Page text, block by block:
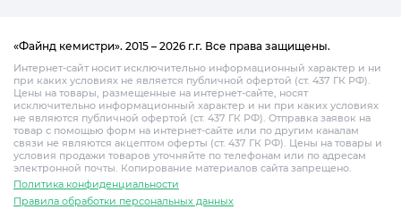
«Файнд кемистри». 2015 – 2026 г.г. Все права защищены.
Интернет-сайт носит исключительно информационный характер и ни
при каких условиях не является публичной офертой (ст. 437 ГК РФ).
Цены на товары, размещенные на интернет-сайте, носят
исключительно информационный характер и ни при каких условиях
не являются публичной офертой (ст. 437 ГК РФ). Отправка заявок на
товар с помощью форм на интернет-сайте или по другим каналам
связи не являются акцептом оферты (ст. 437 ГК РФ). Цены на товары и
условия продажи товаров уточняйте по телефонам или по адресам
электронной почты. Копирование материалов сайта запрещено.
Политика конфиденциальности
Правила обработки персональных данных